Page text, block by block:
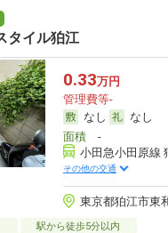
タイル狛江
0.33万円
管理費等-
なし
なし
面積-
小田急小田原線
その他の交通
東京都狛江市東
駅から徒歩5分以内